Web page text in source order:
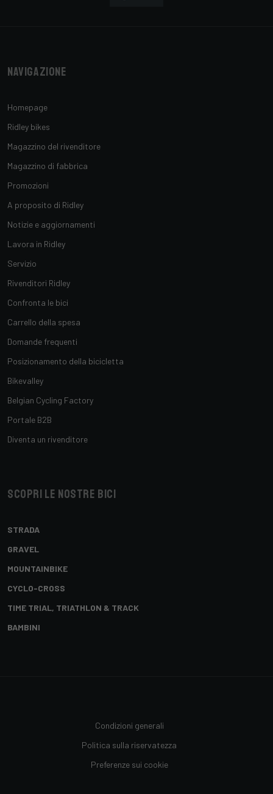
Navigazione
Homepage
Ridley bikes
Magazzino del rivenditore
Magazzino di fabbrica
Promozioni
A proposito di Ridley
Notizie e aggiornamenti
Lavora in Ridley
Servizio
Rivenditori Ridley
Confronta le bici
Carrello della spesa
Domande frequenti
Posizionamento della bicicletta
Bikevalley
Belgian Cycling Factory
Portale B2B
Diventa un rivenditore
Scopri le nostre bici
STRADA
GRAVEL
MOUNTAINBIKE
CYCLO-CROSS
TIME TRIAL, TRIATHLON & TRACK
BAMBINI
Condizioni generali
Politica sulla riservatezza
Preferenze sui cookie